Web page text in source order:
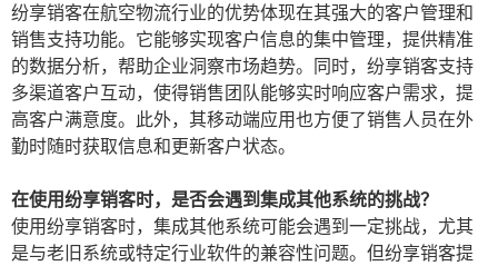
纷享销客在航空物流行业的优势体现在其强大的客户管理和
销售支持功能。它能够实现客户信息的集中管理，提供精准
的数据分析，帮助企业洞察市场趋势。同时，纷享销客支持
多渠道客户互动，使得销售团队能够实时响应客户需求，提
高客户满意度。此外，其移动端应用也方便了销售人员在外
勤时随时获取信息和更新客户状态。
在使用纷享销客时，是否会遇到集成其他系统的挑战？
使用纷享销客时，集成其他系统可能会遇到一定挑战，尤其
是与老旧系统或特定行业软件的兼容性问题。但纷享销客提